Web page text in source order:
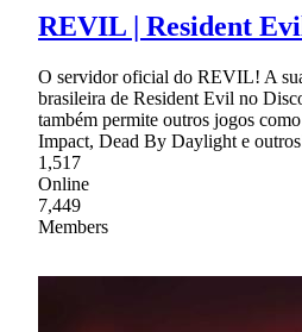
REVIL | Resident
O servidor oficial do REVIL! A
brasileira de Resident Evil no
também permite outros jogos
Impact, Dead By Daylight e
1,517
Online
7,449
Members